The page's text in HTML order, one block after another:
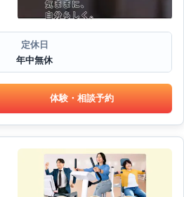
定休日
年中無休
体験・相談予約